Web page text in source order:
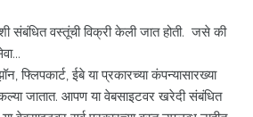
संबंधित वस्तूंची विक्री केली जात होती. जसे की
फ्लिपकार्ट, ईबे या प्रकारच्या कंपन्यासारख्या
जातात. आपण या वेबसाइटवर खरेदी संबंधित